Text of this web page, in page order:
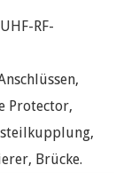
RF-
Protector,
Brücke.